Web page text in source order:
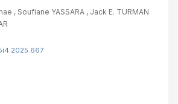
, Soufiane YASSARA , Jack E. TURMAN